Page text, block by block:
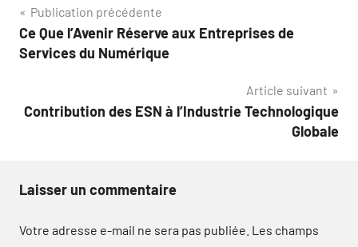
Navigation
de
Publication précédente
Ce Que l’Avenir Réserve aux Entreprises de
Services du Numérique
Article suivant
Contribution des ESN à l’Industrie Technologique
Globale
Laisser un commentaire
Votre adresse e-mail ne sera pas publiée. Les champs